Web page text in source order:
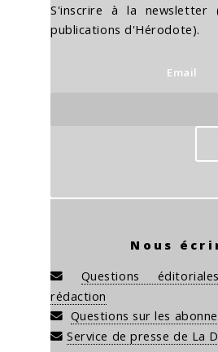
S'inscrire à la newsletter
publications d'Hérodote).
Email
Nous
Questions
rédaction
Questions sur les
Service de presse de La